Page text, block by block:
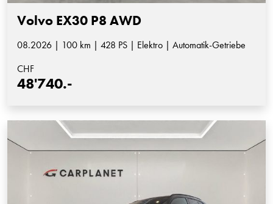
Volvo EX30 P8 AWD
08.2026 | 100 km | 428 PS | Elektro | Automatik-Getriebe
CHF
48'740.-